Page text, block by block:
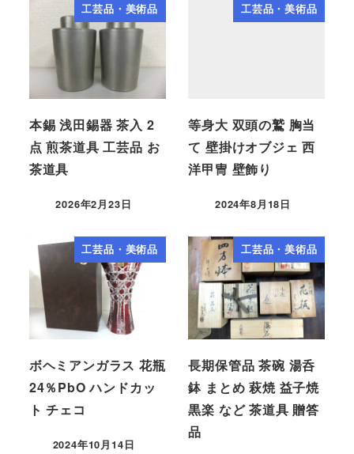
工芸品・美術品
本錫 浅田錫器 茶入 2
点 煎茶道具 工芸品 お
茶道具
2026年2月23日
工芸品・美術品
等身大 双頭の鷲 胸当
て 壁掛けオブジェ 西
洋甲冑 壁飾り
2024年8月18日
工芸品・美術品
ボヘミアンガラス 花瓶
24％PbO ハンドカッ
ト チェコ
2024年10月14日
工芸品・美術品
長期保管品 茶碗 湯呑
鉢 まとめ 萩焼 益子焼
黒楽 など 茶道具 贈答
品